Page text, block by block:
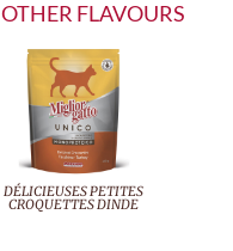
OTHER FLAVOURS
DÉLICIEUSES PETITES
CROQUETTES DINDE